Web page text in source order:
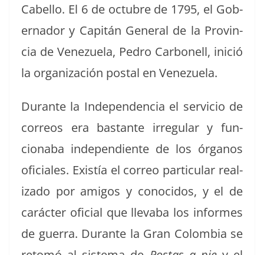
Cabel­lo. El 6 de octubre de 1795, el Gob­
er­nador y Capitán Gen­er­al de la Provin­
cia de Venezuela, Pedro Car­bonell, ini­ció
la orga­ni­zación postal en Venezuela.
Durante la Inde­pen­den­cia el ser­vi­cio de
corre­os era bas­tante irreg­u­lar y fun­
ciona­ba inde­pen­di­ente de los órganos
ofi­ciales. Existía el correo par­tic­u­lar real­
iza­do por ami­gos y cono­ci­dos, y el de
carác­ter ofi­cial que llev­a­ba los informes
de guer­ra. Durante la Gran Colom­bia se